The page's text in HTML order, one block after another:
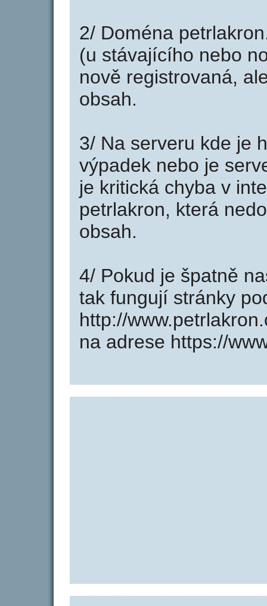
2/ Doména
(u stávajícího nebo
nově registrovaná,
obsah.
3/ Na serveru kde je
výpadek nebo je
je kritická chyba v
petrlakron, která
obsah.
4/ Pokud je špatně
tak fungují stránky
http://
na adrese https://